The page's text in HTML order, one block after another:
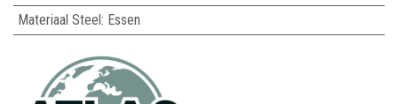
Materiaal Steel: Essen